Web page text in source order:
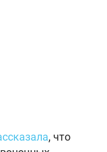
, что